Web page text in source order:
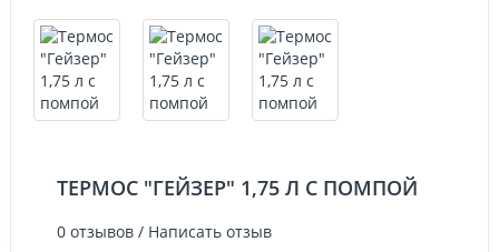
ТЕРМОС "ГЕЙЗЕР" 1,75 Л С ПОМПОЙ
0 отзывов / Написать отзыв